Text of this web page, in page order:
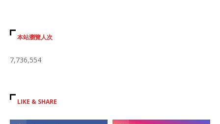
本站瀏覽人次
7,736,554
LIKE & SHARE